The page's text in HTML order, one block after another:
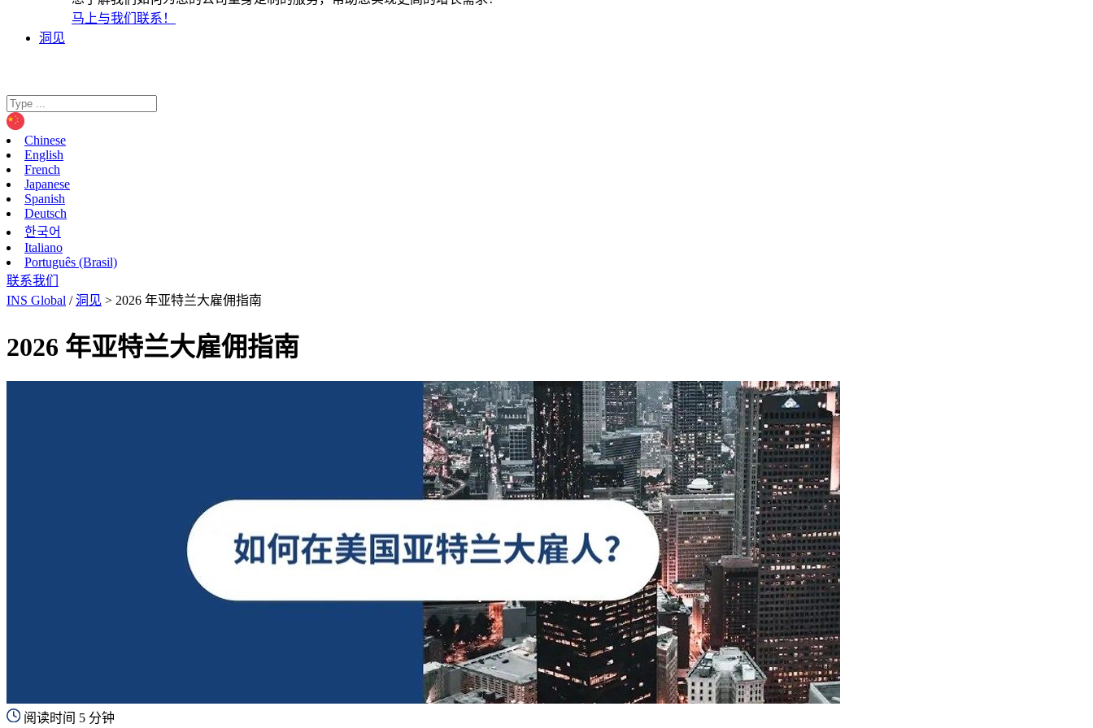
马上与我们联系！
洞见
Chinese
English
French
Japanese
Spanish
Deutsch
한국어
Italiano
Português (Brasil)
联系我们
INS Global /洞见 > 2026 年亚特兰大雇佣指南
2026 年亚特兰大雇佣指南
阅读时间 5 分钟